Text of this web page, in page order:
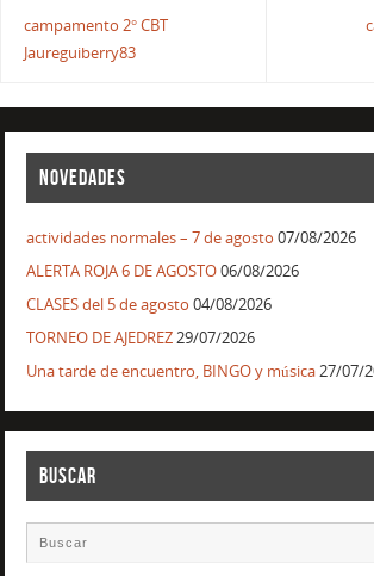
campamento 2° CBT
Jaureguiberry83
NOVEDADES
actividades normales – 7 de agosto 07/08/2026
ALERTA ROJA 6 DE AGOSTO06/08/2026
CLASES del 5 de agosto 04/08/2026
TORNEO DE AJEDREZ29/07/2026
Una tarde de encuentro, BINGO y música27/07/
BUSCAR